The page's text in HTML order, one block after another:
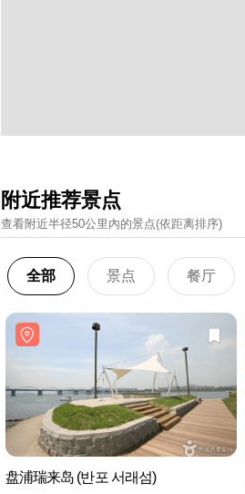
附近推荐景点
查看附近半径50公里內的景点(依距离排序)
全部 景点 餐厅
盘浦瑞来岛 (반포 서래섬)